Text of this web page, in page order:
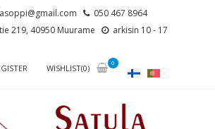
050 467 8964
219, 40950 Muurame
arkisin 10 - 17
WISHLIST(0)
0